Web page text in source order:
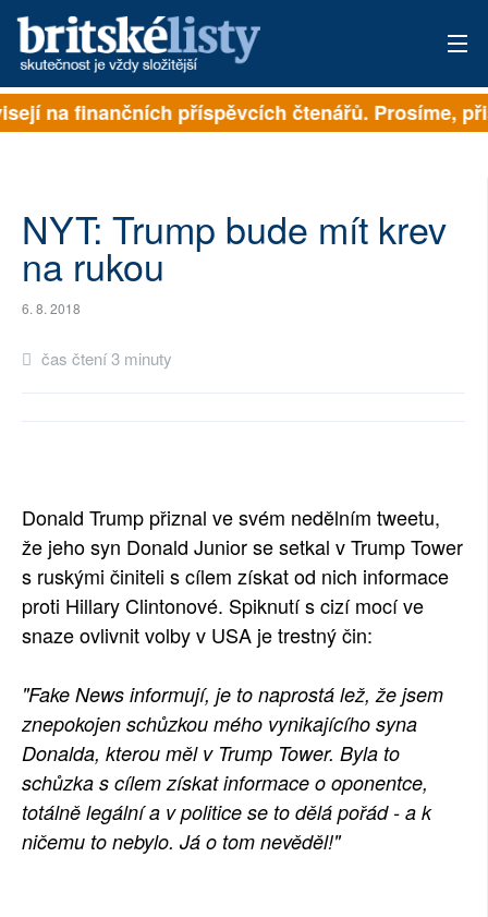
PŘIHLÁSIT
ARCHIV
ROZHOVORY
TÉMATA
NEJČTENĚJŠÍ ZA 7 DNÍ
SOCIÁLNÍ SÍTĚ
RUBRIKY
PLNÁ VERZE STRÁNEK
na finančních příspěvcích čtenářů. Prosíme,
NYT: Trump bude mít krev
na rukou
6. 8. 2018
čas čtení 3 minuty
Donald Trump přiznal ve svém nedělním tweetu,
že jeho syn Donald Junior se setkal v Trump Tower
s ruskými činiteli s cílem získat od nich informace
proti Hillary Clintonové. Spiknutí s cizí mocí ve
snaze ovlivnit volby v USA je trestný čin:
"Fake News informují, je to naprostá lež, že jsem
znepokojen schůzkou mého vynikajícího syna
Donalda, kterou měl v Trump Tower. Byla to
schůzka s cílem získat informace o oponentce,
totálně legální a v politice se to dělá pořád - a k
ničemu to nebylo. Já o tom nevěděl!"